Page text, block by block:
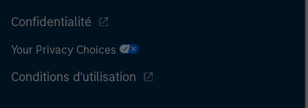
Confidentialité
Your Privacy Choices
Conditions d'utilisation